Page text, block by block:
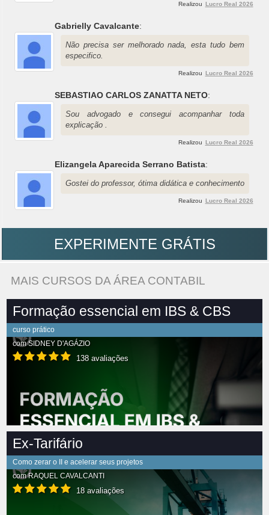
Realizou Lucro Real 2026
Gabrielly Cavalcante:
Não precisa ser melhorado nada, esta tudo bem
especifico.
Realizou Lucro Real 2026
SEBASTIAO CARLOS ZANATTA NETO:
Sou advogado e consegui acompanhar toda
explicação .
Realizou Lucro Real 2026
Elizangela Aparecida Serrano Batista:
Gostei do professor, ótima didática e conhecimento
Realizou Lucro Real 2026
EXPERIMENTE GRÁTIS
MAIS CURSOS DA ÁREA CONTABIL
Formação essencial em IBS & CBS
curso prático
comSIDNEY D'AGÁZIO
138 avaliações
Ex-Tarifário
Como zerar o II e acelerar seus projetos
comRAQUEL CAVALCANTI
18 avaliações